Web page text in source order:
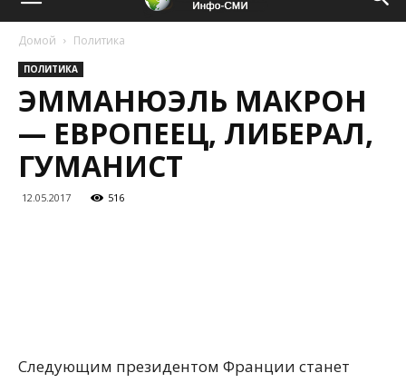
Домой Политика
ПОЛИТИКА
ЭММАНЮЭЛЬ МАКРОН
— ЕВРОПЕЕЦ, ЛИБЕРАЛ,
ГУМАНИСТ
12.05.2017 516
Следующим президентом Франции станет